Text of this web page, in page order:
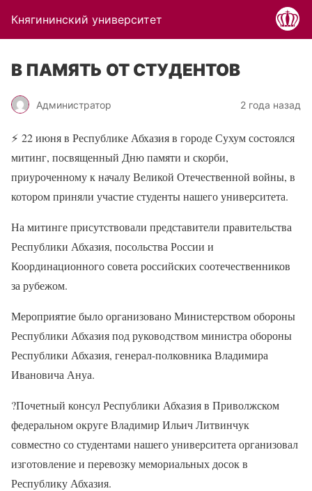
Княгининский университет
В ПАМЯТЬ ОТ СТУДЕНТОВ
Администратор 2 года назад
⚡ 22 июня в Республике Абхазия в городе Сухум состоялся
митинг, посвященный Дню памяти и скорби,
приуроченному к началу Великой Отечественной войны, в
котором приняли участие студенты нашего университета.
На митинге присутствовали представители правительства
Республики Абхазия, посольства России и
Координационного совета российских соотечественников
за рубежом.
Мероприятие было организовано Министерством обороны
Республики Абхазия под руководством министра обороны
Республики Абхазия, генерал-полковника Владимира
Ивановича Ануа.
?Почетный консул Республики Абхазия в Приволжском
федеральном округе Владимир Ильич Литвинчук
совместно со студентами нашего университета организовал
изготовление и перевозку мемориальных досок в
Республику Абхазия.